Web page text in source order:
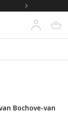
Bochove-van